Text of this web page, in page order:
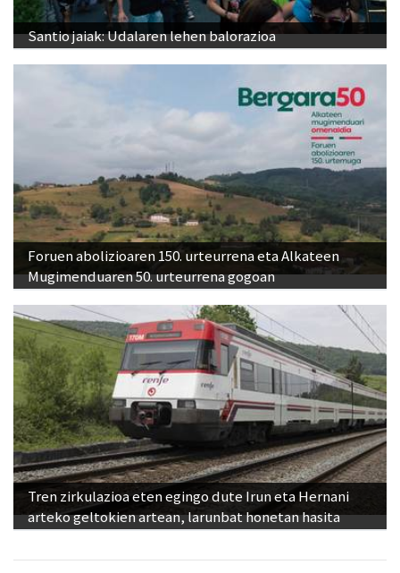
Santio jaiak: Udalaren lehen balorazioa
Foruen abolizioaren 150. urteurrena eta Alkateen
Mugimenduaren 50. urteurrena gogoan
Tren zirkulazioa eten egingo dute Irun eta Hernani
arteko geltokien artean, larunbat honetan hasita